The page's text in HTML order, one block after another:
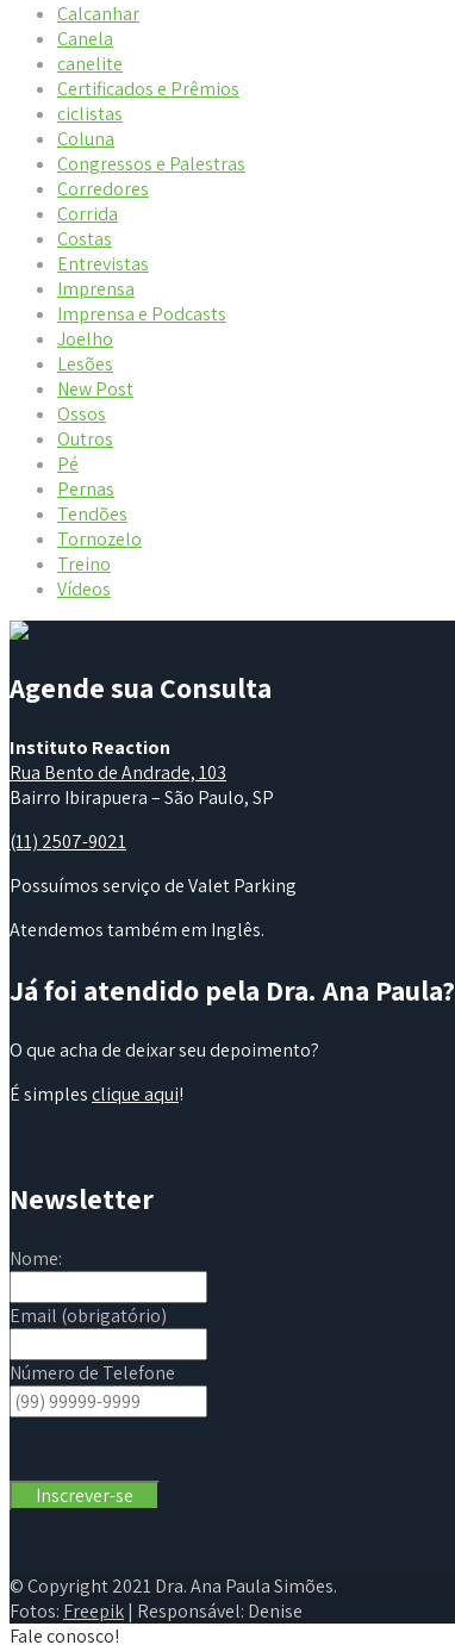
Calcanhar
Canela
canelite
Certificados e Prêmios
ciclistas
Coluna
Congressos e Palestras
Corredores
Corrida
Costas
Entrevistas
Imprensa
Imprensa e Podcasts
Joelho
Lesões
New Post
Ossos
Outros
Pé
Pernas
Tendões
Tornozelo
Treino
Vídeos
Agende sua Consulta
Instituto Reaction
Rua Bento de Andrade, 103
Bairro Ibirapuera – São Paulo, SP
(11) 2507-9021
Possuímos serviço de Valet Parking
Atendemos também em Inglês.
Já foi atendido pela Dra. Ana Paula?
O que acha de deixar seu depoimento?
É simplesclique aqui!
Newsletter
Nome:
Email (obrigatório)
Número de Telefone
© Copyright 2021 Dra. Ana Paula Simões.
Fotos: Freepik| Responsável: Denise
Fale conosco!